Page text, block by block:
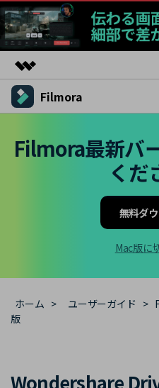
製品
ユーティリティ
概要
Filmora
動画編集のコツ
サポート
サポート
検索
Filmora最新バ
くだ
無料ダ
Mac版に
ホーム > ユーザーガイド >
版
Wondershare